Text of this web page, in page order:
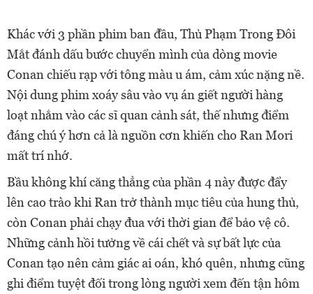
Khác với 3 phần phim ban đầu, Thủ Phạm Trong Đôi
Mắt đánh dấu bước chuyển mình của dòng movie
Conan chiếu rạp với tông màu u ám, cảm xúc nặng nề.
Nội dung phim xoáy sâu vào vụ án giết người hàng
loạt nhắm vào các sĩ quan cảnh sát, thế nhưng điểm
đáng chú ý hơn cả là nguồn cơn khiến cho Ran Mori
mất trí nhớ.
Bầu không khí căng thẳng của phần 4 này được đẩy
lên cao trào khi Ran trở thành mục tiêu của hung thủ,
còn Conan phải chạy đua với thời gian để bảo vệ cô.
Những cảnh hồi tưởng về cái chết và sự bất lực của
Conan tạo nên cảm giác ai oán, khó quên, nhưng cũng
ghi điểm tuyệt đối trong lòng người xem đến tận hôm